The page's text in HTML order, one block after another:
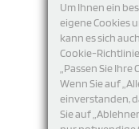
Um Ihnen ein
eigene Cookies
kann es sich
Cookie-
„Passen Sie
Wenn Sie auf
einverstanden,
Sie auf
folgen Sie uns